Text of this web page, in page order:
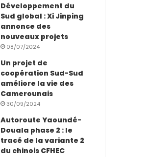
Développement du
Sud global : Xi Jinping
annonce des
nouveaux projets
08/07/2024
Un projet de
coopération Sud-Sud
améliore la vie des
Camerounais
30/09/2024
Autoroute Yaoundé-
Douala phase 2 : le
tracé de la variante 2
du chinois CFHEC